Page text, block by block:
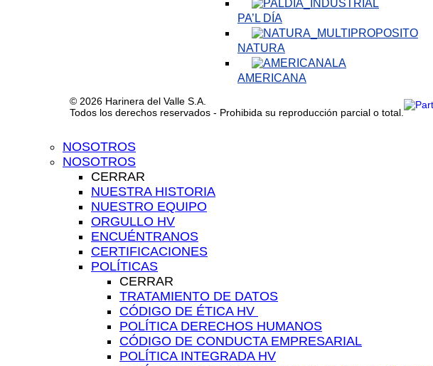
PA’L DÍA
NATURA
LA
AMERICANA
© 2026 Harinera del Valle S.A.
Todos los derechos reservados - Prohibida su reproducción parcial o total.
NOSOTROS
NOSOTROS
CERRAR
NUESTRA HISTORIA
NUESTRO EQUIPO
ORGULLO HV
ENCUÉNTRANOS
CERTIFICACIONES
POLÍTICAS
CERRAR
TRATAMIENTO DE DATOS
CÓDIGO DE ÉTICA HV ​
POLÍTICA DERECHOS HUMANOS
CÓDIGO DE CONDUCTA EMPRESARIAL​
POLÍTICA INTEGRADA HV